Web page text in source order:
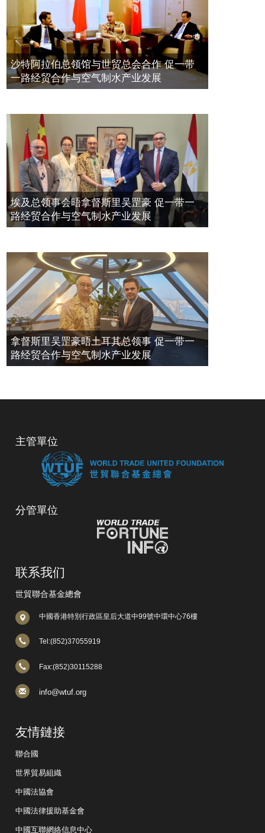
2023年11月23日
拿督斯里吴罡豪晤土耳其总领事 促一
带一路经贸合作与空气制水产业发展
2023年11月23日
標量波光量子導入系統聯合國總部拿
督斯裏吳達鎔教授首發
2021年12月10日
空氣制水發明人吳達鎔出席聯合國環
境科政商管治聯盟會議
沙特阿拉伯总领馆与世贸总会合作 促一带
一路经贸合作与空气制水产业发展
埃及总领事会晤拿督斯里吴罡豪 促一带一
路经贸合作与空气制水产业发展
拿督斯里吴罡豪晤土耳其总领事 促一带一
路经贸合作与空气制水产业发展
主管單位
分管單位
联系我们
世貿聯合基金總會
中國香港特別行政區皇后大道中99號中環中心76樓
Tel:(852)37055919
Fax:(852)30115288
info@wtuf.org
友情鏈接
聯合國
世界貿易組織
中國法協會
中國法律援助基金會
中國互聯網絡信息中心